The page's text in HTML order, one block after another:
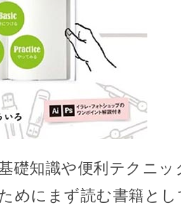
礎知識や便利テクニ
めにまず読む書籍と